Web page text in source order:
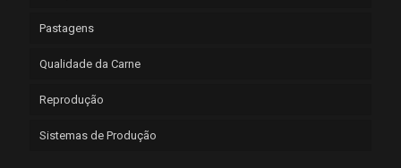
Pastagens
Qualidade da Carne
Reprodução
Sistemas de Produção